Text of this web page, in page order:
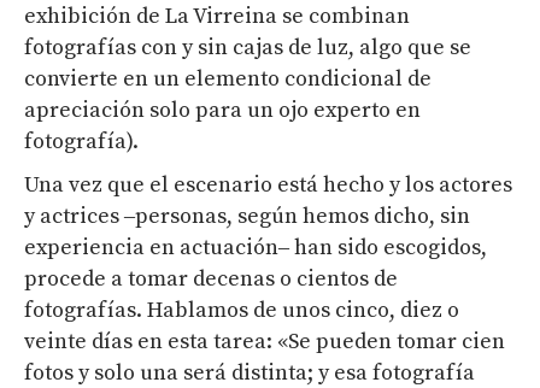
exhibición de La Virreina se combinan
fotografías con y sin cajas de luz, algo que se
convierte en un elemento condicional de
apreciación solo para un ojo experto en
fotografía).
Una vez que el escenario está hecho y los actores
y actrices ‒personas, según hemos dicho, sin
experiencia en actuación‒ han sido escogidos,
procede a tomar decenas o cientos de
fotografías. Hablamos de unos cinco, diez o
veinte días en esta tarea: «Se pueden tomar cien
fotos y solo una será distinta; y esa fotografía